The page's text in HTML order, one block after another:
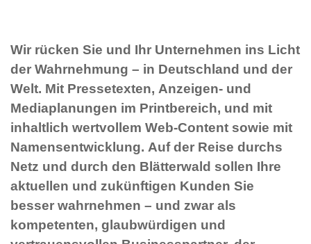
Wir rücken Sie und Ihr Unternehmen ins Licht
der Wahrnehmung – in Deutschland und der
Welt. Mit Pressetexten, Anzeigen- und
Mediaplanungen im Printbereich, und mit
inhaltlich wertvollem Web-Content sowie mit
Namensentwicklung. Auf der Reise durchs
Netz und durch den Blätterwald sollen Ihre
aktuellen und zukünftigen Kunden Sie
besser wahrnehmen – und zwar als
kompetenten, glaubwürdigen und